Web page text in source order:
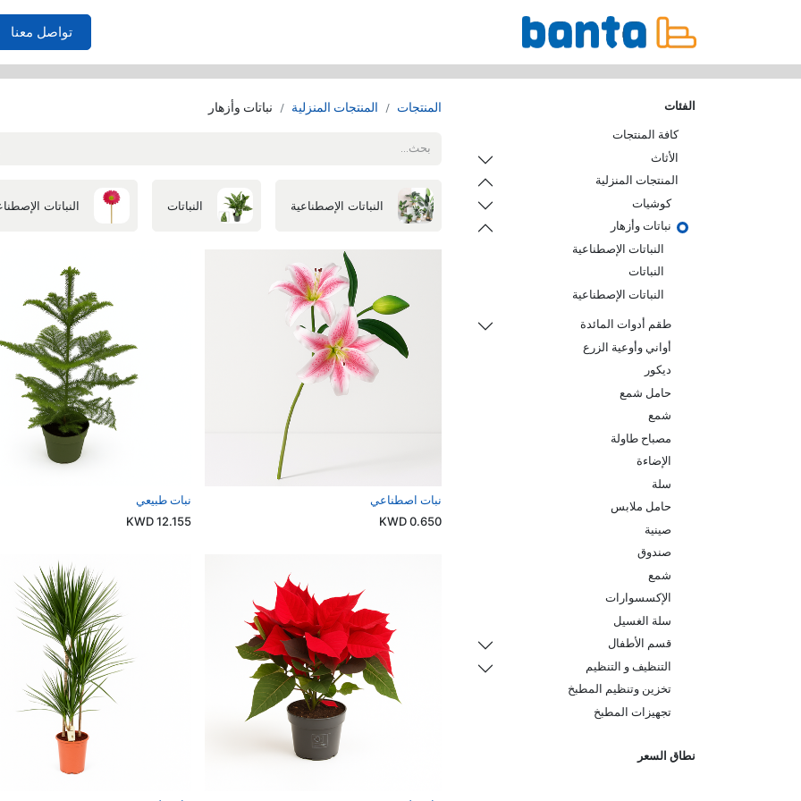
غرفة
تواصل معنا
الفئات
كافة المنتجات
الأثاث
المنتجات المنزلية
كوشيات
نباتات وأزهار
النباتات الإصطناعية
النباتات
النباتات الإصطناعية
طقم أدوات المائدة
أواني وأوعية الزرع
ديكور
حامل شمع
شمع
مصباح طاولة
الإضاءة
سلة
حامل ملابس
صينية
صندوق
شمع
الإكسسوارات
سلة الغسيل
قسم الأطفال
التنظيف و التنظيم
تخزين وتنظيم المطبخ
تجهيزات المطبخ
نطاق السعر
المنتجات المنتجات المنزلية نباتات وأزهار
النباتات الإصطناعية النباتات النباتات
نبات اصطناعي
0.650
نبات طبيعي
12.155